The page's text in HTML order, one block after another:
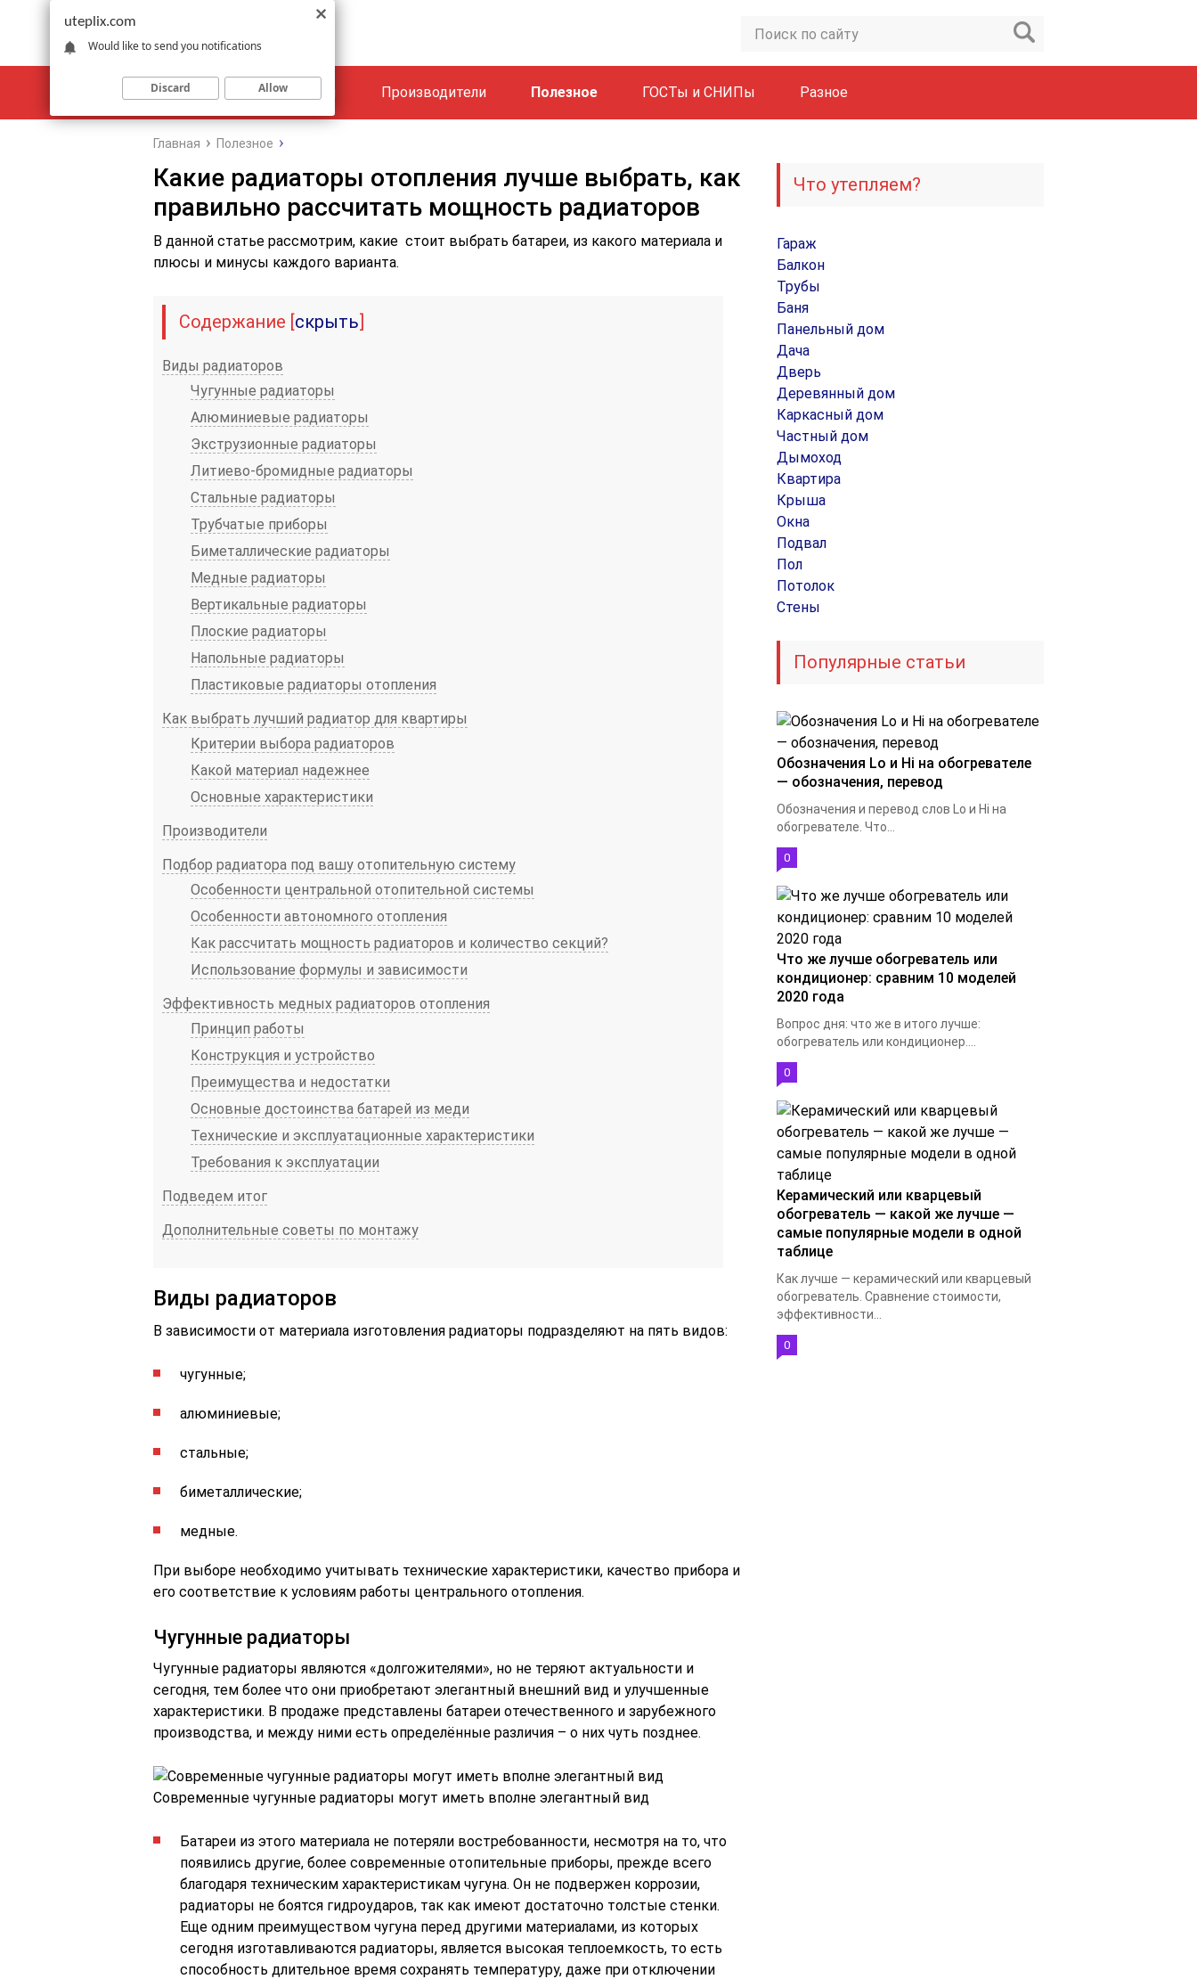
Материалы Объекты Производители Полезное ГОСТы и СНИПы Разное
Главная Полезное
Какие радиаторы отопления лучше выбрать, как
правильно рассчитать мощность радиаторов
В данной статье рассмотрим, какие стоит выбрать батареи, из какого материала и
плюсы и минусы каждого варианта.
Содержание [скрыть]
Виды радиаторов
Чугунные радиаторы
Алюминиевые радиаторы
Экструзионные радиаторы
Литиево-бромидные радиаторы
Стальные радиаторы
Трубчатые приборы
Биметаллические радиаторы
Медные радиаторы
Вертикальные радиаторы
Плоские радиаторы
Напольные радиаторы
Пластиковые радиаторы отопления
Как выбрать лучший радиатор для квартиры
Критерии выбора радиаторов
Какой материал надежнее
Основные характеристики
Производители
Подбор радиатора под вашу отопительную систему
Особенности центральной отопительной системы
Особенности автономного отопления
Как рассчитать мощность радиаторов и количество секций?
Использование формулы и зависимости
Эффективность медных радиаторов отопления
Принцип работы
Конструкция и устройство
Преимущества и недостатки
Основные достоинства батарей из меди
Технические и эксплуатационные характеристики
Требования к эксплуатации
Подведем итог
Дополнительные советы по монтажу
Виды радиаторов
В зависимости от материала изготовления радиаторы подразделяют на пять видов:
чугунные;
алюминиевые;
стальные;
биметаллические;
медные.
При выборе необходимо учитывать технические характеристики, качество прибора и
его соответствие к условиям работы центрального отопления.
Чугунные радиаторы
Чугунные радиаторы являются «долгожителями», но не теряют актуальности и
сегодня, тем более что они приобретают элегантный внешний вид и улучшенные
характеристики. В продаже представлены батареи отечественного и зарубежного
производства, и между ними есть определённые различия – о них чуть позднее.
Современные чугунные радиаторы могут иметь вполне элегантный вид
Батареи из этого материала не потеряли востребованности, несмотря на то, что
появились другие, более современные отопительные приборы, прежде всего
благодаря техническим характеристикам чугуна. Он не подвержен коррозии,
радиаторы не боятся гидроударов, так как имеют достаточно толстые стенки.
Еще одним преимуществом чугуна перед другими материалами, из которых
сегодня изготавливаются радиаторы, является высокая теплоемкость, то есть
способность длительное время сохранять температуру, даже при отключении
Что утепляем?
Гараж
Балкон
Трубы
Баня
Панельный дом
Дача
Дверь
Деревянный дом
Каркасный дом
Частный дом
Дымоход
Квартира
Крыша
Окна
Подвал
Пол
Потолок
Стены
Популярные статьи
Обозначения Lo и Hi на обогревателе
— обозначения, перевод
Обозначения и перевод слов Lo и Hi на
обогревателе. Что...
0
Что же лучше обогреватель или
кондиционер: сравним 10 моделей
2020 года
Вопрос дня: что же в итого лучше:
обогреватель или кондиционер....
0
Керамический или кварцевый
обогреватель — какой же лучше —
самые популярные модели в одной
таблице
Как лучше — керамический или кварцевый
обогреватель. Сравнение стоимости,
эффективности...
0
uteplix.com
Would like to send you notifications
Discard Allow